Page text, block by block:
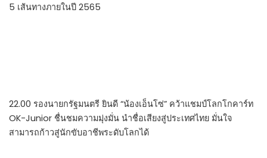
5 เส้นทางภายในปี 2565
22.00 รองนายกรัฐมนตรี ยินดี “น้องเอ็นโซ่” คว้าแชมป์โลกโกคาร์ท
OK-Junior ชื่นชมความมุ่งมั่น นำชื่อเสียงสู่ประเทศไทย มั่นใจ
สามารถก้าวสู่นักขับอาชีพระดับโลกได้